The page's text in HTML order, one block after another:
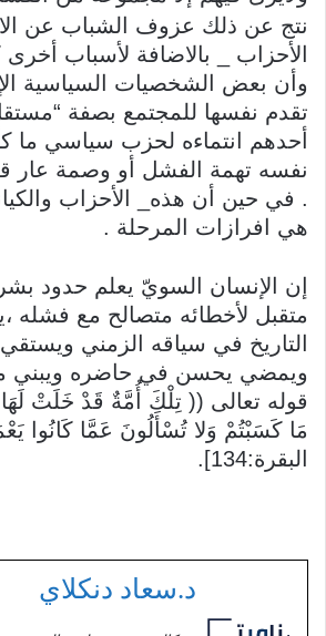
نتج عن ذلك عزوف الشباب عن
الأحزاب _ بالاضافة لأسباب أخرى
وأن بعض الشخصيات السياسية
تقدم نفسها للمجتمع بصفة
أحدهم انتماءه لحزب سياسي ما
نفسه تهمة الفشل أو وصمة عار
. في حين أن هذه_ الأحزاب
هي افرازات المرحلة .
إن الإنسان السويّ يعلم حدود
متقبل لأخطائه متصالح مع فشله
التاريخ في سياقه الزمني ويستقي
ويمضي يحسن في حاضره ويبني
قوله تعالى (( تِلْكَ أُمَّةٌ قَدْ خَلَتْ
مَا كَسَبْتُمْ وَلا تُسْأَلُونَ عَمَّا كَانُوا
البقرة:134].
د.سعاد دنكلاي